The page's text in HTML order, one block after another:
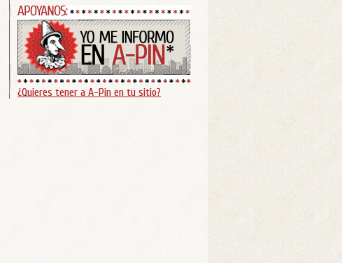
¿Quieres tener a A-Pin en tu sitio?